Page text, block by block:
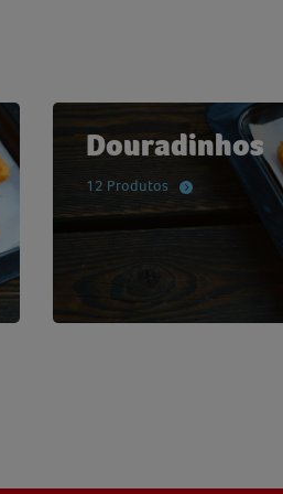
Douradinhos
12 Produtos